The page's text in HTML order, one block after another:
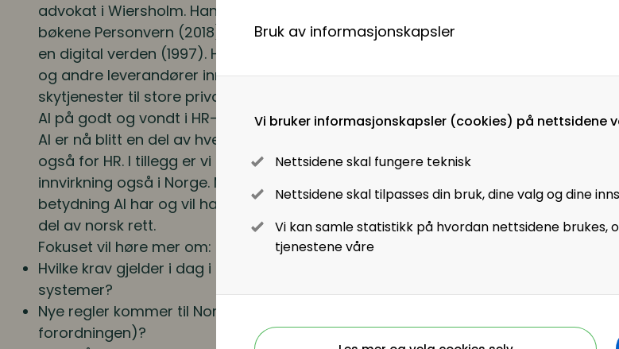
Bruk av informasjonskapsler
Vi bruker informasjonskapsler (cookies) på nettsidene
Nettsidene skal fungere teknisk
Nettsidene skal tilpasses din bruk, dine valg og dine
Vi kan samle statistikk på hvordan nettsidene brukes,
tjenestene våre
Lønn og ytelser
Pensjon
Lønnsoppgjøret og tariff
Digitalisering
Digitale løsninger innen HR
Digitale løsninger i virksomheten
advokat i Wiersholm. Han har skrevet KI-veilederen (2025) og
bøkene Personvern (2018), Infomediarett (2001) og Opphavsrett i
en digital verden (1997). Han jobber med alt fra oppstartsbedrifter
og andre leverandører innen kunstig intelligens, apper og
skytjenester til store private og offentlige virksomheter.
AI på godt og vondt i HR-rollen?
AI er nå blitt en del av hverdagen for mange av oss i alle bransjer,
også for HR. I tillegg er vi i ferd med å få AI Act, som vil få klar
innvirkning også i Norge. Magnus og Kari vil gå gjennom hvilken
betydning AI har og vil ha i tiden fremover når AI-Act også blir en
del av norsk rett.
Fokuset vil høre mer om:
Hvilke krav gjelder i dag i norsk rett for virksomhetens bruk av KI-
systemer?
Nye regler kommer til Norge - hva er hovedreglene i AI Act (KI-
forordningen)?